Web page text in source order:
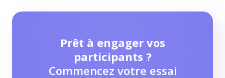
Prêt à engager vos
participants ?
Commencez votre essai